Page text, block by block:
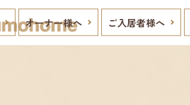
オーナー様へ ご入居者様へ